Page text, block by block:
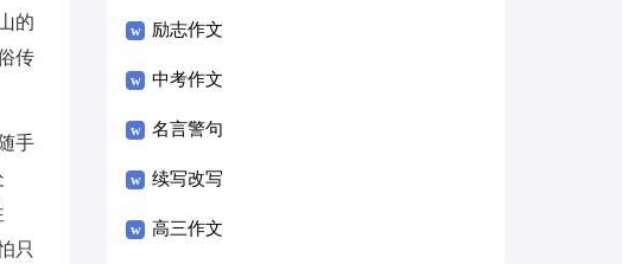
的
传
手
只
励志作文
中考作文
名言警句
续写改写
高三作文